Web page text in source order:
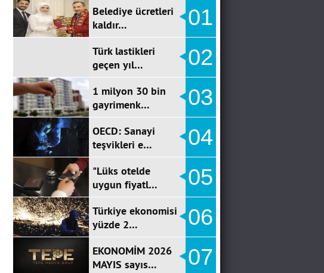
Belediye ücretleri
kaldır…
01
Türk lastikleri
geçen yıl…
02
1 milyon 30 bin
gayrimenk…
03
OECD: Sanayi
teşvikleri e…
04
"Lüks otelde
uygun fiyatl…
05
Türkiye ekonomisi
yüzde 2…
06
EKONOMİM 2026
MAYIS sayıs…
07